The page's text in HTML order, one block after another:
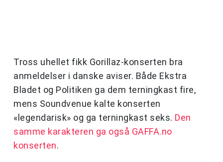
Tross uhellet fikk Gorillaz-konserten bra
anmeldelser i danske aviser. Både Ekstra
Bladet og Politiken ga dem terningkast fire,
mens Soundvenue kalte konserten
«legendarisk» og ga terningkast seks. Den
samme karakteren ga også GAFFA.no
konserten.